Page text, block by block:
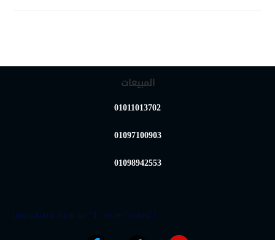
المبيعات
01011013702
01097100903
01098942553
[jetpackcrm_form id="1" style="naked"]